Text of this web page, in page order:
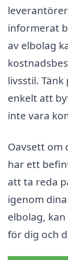
informerat
av elbolag
livsstil.
enkelt att
inte vara
Oavsett om
har ett
att ta reda
igenom
elbolag,
för dig och